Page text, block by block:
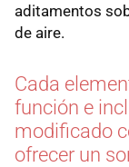
aditamentos
de aire.
Cada
función e
modificado
ofrecer un